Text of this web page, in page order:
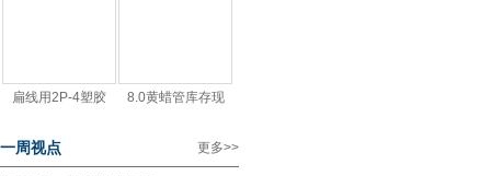
扁线用2P-4塑胶 8.0黄蜡管库存现
更多>>
一周视点